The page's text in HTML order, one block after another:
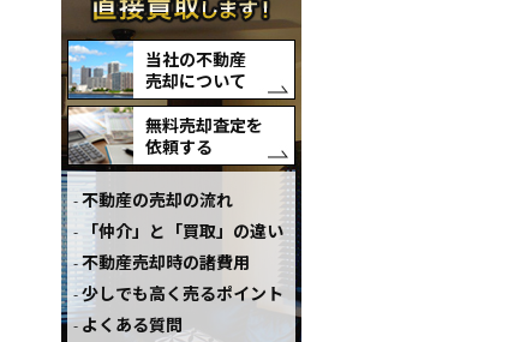
当社の不動産
売却について
無料売却査定を
依頼する
不動産の売却の流れ
「仲介」と「買取」の違い
不動産売却時の諸費用
少しでも高く売るポイント
よくある質問